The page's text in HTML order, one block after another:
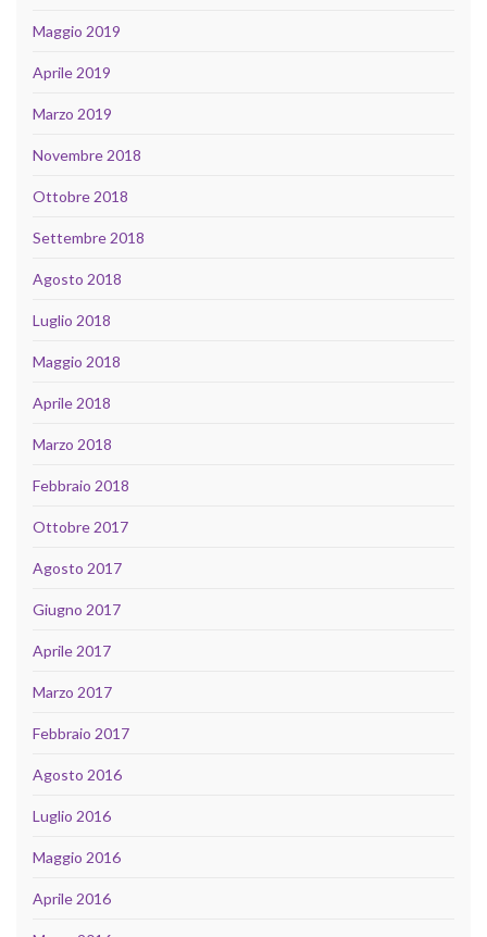
Maggio 2019
Aprile 2019
Marzo 2019
Novembre 2018
Ottobre 2018
Settembre 2018
Agosto 2018
Luglio 2018
Maggio 2018
Aprile 2018
Marzo 2018
Febbraio 2018
Ottobre 2017
Agosto 2017
Giugno 2017
Aprile 2017
Marzo 2017
Febbraio 2017
Agosto 2016
Luglio 2016
Maggio 2016
Aprile 2016